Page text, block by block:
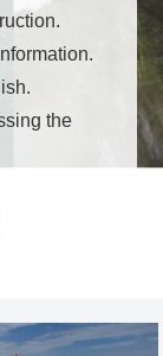
the